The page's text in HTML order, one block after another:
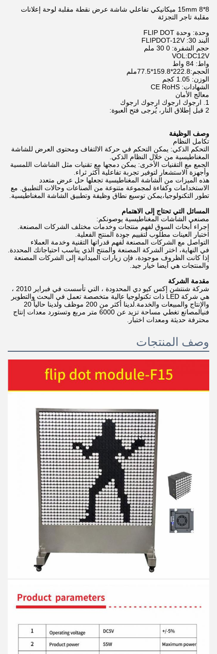
15mm 8*8 ميكانيكي تفاعلي شاشة عرض نقطة مقلبة لوحة إعلانات
مقلبة تاجر التجزئة
وحدة: وحدة FLIP DOT
البند 30: FLIPDOT-12V
حجم الشفرة: 0 30 ملم
VOL:DC12V
واط: 84 واط
الحجم:222.8*159.8*77.5ملم
الوزن: 1.05 كجم
الشهادات: CE RoHS
معالج الأمان
1. ارجوك ارجوك ارجوك ارجوك
2 قبل إطلاق النار، يُرجى فتح العبوة:
وصف الوظيفة
تكامل النظام
التحكم الذكي: يمكن التحكم في حركة الالتفاف ومحتوى العرض للشاشة
المغناطيسية من خلال النظام الذكي.
الجمع مع التقنيات الأخرى: يمكن دمجها مع تقنيات مثل الشاشات اللمسية
وأجهزة الاستشعار لتوفير تجربة تفاعلية أكثر ثراء.
هذه الميزات من الشاشة المغناطيسية تجعلها حل عرض متعدد
الاستخدامات وكفاءة لمجموعة متنوعة من الصناعات وحالات التطبيق. مع
تطور التكنولوجيا،يمكن توسيع نطاق وظيفة وتطبيق الشاشة المغناطيسية.
المسائل التي تحتاج إلى الاهتمام
مصنعي الشاشات المغناطيسية يوصونكم:
إجراء أبحاث السوق لفهم منتجات وخدمات مختلف الشركات المصنعة.
اختبار العينات مطلوب لتقييم جودة المنتج الفعلية.
التواصل مع الشركات المصنعة لفهم قدراتها التقنية وخدمة العملاء
في النهاية، اختر الشركة المصنعة والمنتج الذي يناسب احتياجاتك المحددة.
إذا كانت الظروف موجودة، فإن زيارات الميدانية إلى الشركات المصنعة
والمنتجات هي أيضا خيار جيد.
مقدمة الشركة
شركة شنتشن إكس كيو دي المحدودة ، التي تأسست في فبراير 2010 ،
هي شركة LED ذات تكنولوجيا عالية متخصصة تعمل في البحث والتطوير
والإنتاج والمبيعات والخدمة.لدينا أكثر من 200 موظف ولدينا حالياً 20
فنيالمصانع تغطي مساحة تزيد عن 6000 متر مربع وتستورد معدات إنتاج
محترفة حديثة ومعدات اختبار.
وصف المنتجات